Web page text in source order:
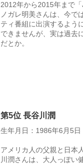
2012年から2015年まで
ノガレ明美さんは、今で
ティ番組に出演するよう
できませんが、実は過去
だとか。
第5位 長谷川潤
生年月日：1986年6月5日
アメリカ人の父親と日本
川潤さんは、大人っぽい